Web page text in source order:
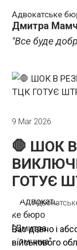
Адвокатське
Дмитра
"Все буде
9 Mar 2026
🛑 ШОК
ГОТУЄ
Вас давно і
військового